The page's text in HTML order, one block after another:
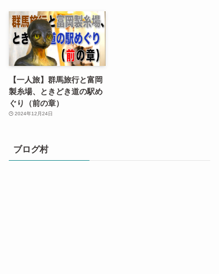
【一人旅】群馬旅行と富岡
製糸場、ときどき道の駅め
ぐり（前の章）
2024年12月24日
ブログ村